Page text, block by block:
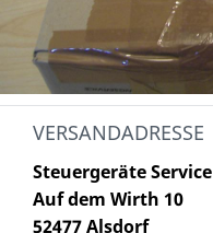
VERSANDADRESSE
Steuergeräte Service
Auf dem Wirth 10
52477 Alsdorf